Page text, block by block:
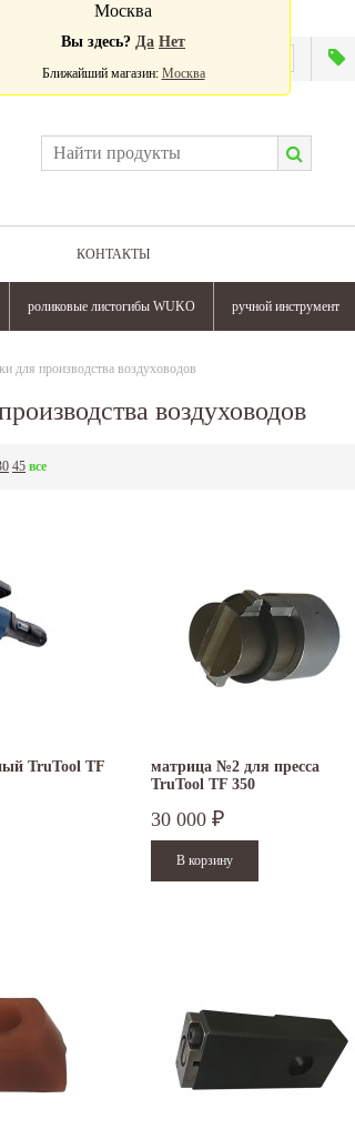
КОНТАКТЫ
роликовые листогибы WUKO ручной инструмент
Москва
Вы здесь? Да Нет
Ближайший магазин: Москва
для производства воздуховодов
воздуховодов
45 все
TruTool TF
матрица №2 для пресса
TruTool TF 350
30 000 ₽